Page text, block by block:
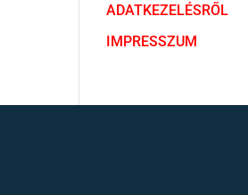
ADATKEZELÉSRŐL
IMPRESSZUM